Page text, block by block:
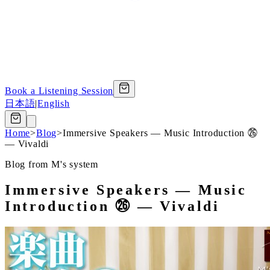
Book a Listening Session
日本語|English
Home>Blog>Immersive Speakers — Music Introduction ㉖
— Vivaldi
Blog from M's system
Immersive Speakers — Music
Introduction ㉖ — Vivaldi